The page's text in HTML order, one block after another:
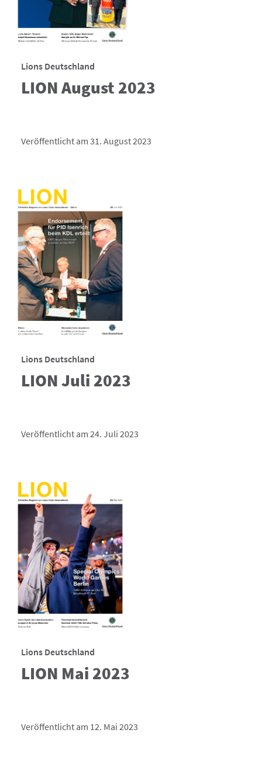
Lions Deutschland
LION August 2023
Veröffentlicht am 31. August 2023
Lions Deutschland
LION Juli 2023
Veröffentlicht am 24. Juli 2023
Lions Deutschland
LION Mai 2023
Veröffentlicht am 12. Mai 2023